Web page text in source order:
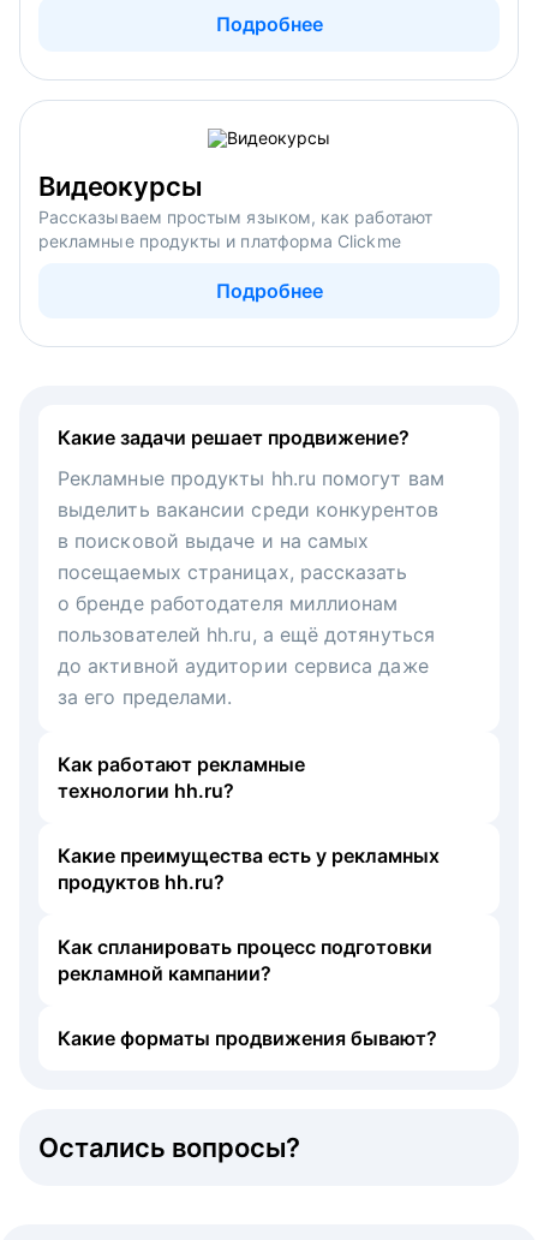
Подробнее
Видеокурсы
Рассказываем простым языком, как работают
рекламные продукты и платформа Clickme
Подробнее
Какие задачи решает продвижение?
Рекламные продукты hh.ru помогут вам
выделить вакансии среди конкурентов
в поисковой выдаче и на самых
посещаемых страницах, рассказать
о бренде работодателя миллионам
пользователей hh.ru, а ещё дотянуться
до активной аудитории сервиса даже
за его пределами.
Как работают рекламные
технологии hh.ru?
Какие преимущества есть у рекламных
продуктов hh.ru?
Как спланировать процесс подготовки
рекламной кампании?
Какие форматы продвижения бывают?
Остались вопросы?